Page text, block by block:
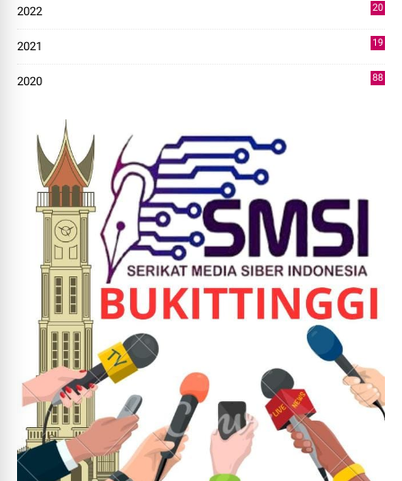
2022
20
2021
19
2020
88